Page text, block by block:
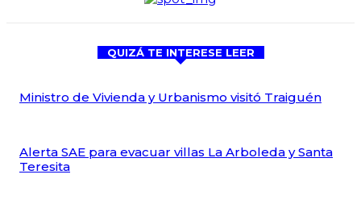
QUIZÁ TE INTERESE LEER
Ministro de Vivienda y Urbanismo visitó Traiguén
Alerta SAE para evacuar villas La Arboleda y Santa
Teresita